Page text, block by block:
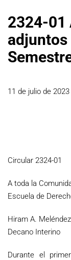
2324-01
11 de julio de 2023
Circular 2324-01
A toda la
Escuela de
Hiram A.
Decano Interino
Durante el